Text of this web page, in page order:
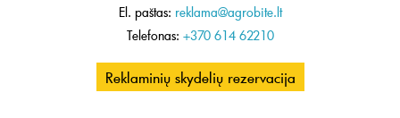
El. paštas: reklama@agrobite.lt
Telefonas: +370 614 62210
Reklaminių skydelių rezervacija